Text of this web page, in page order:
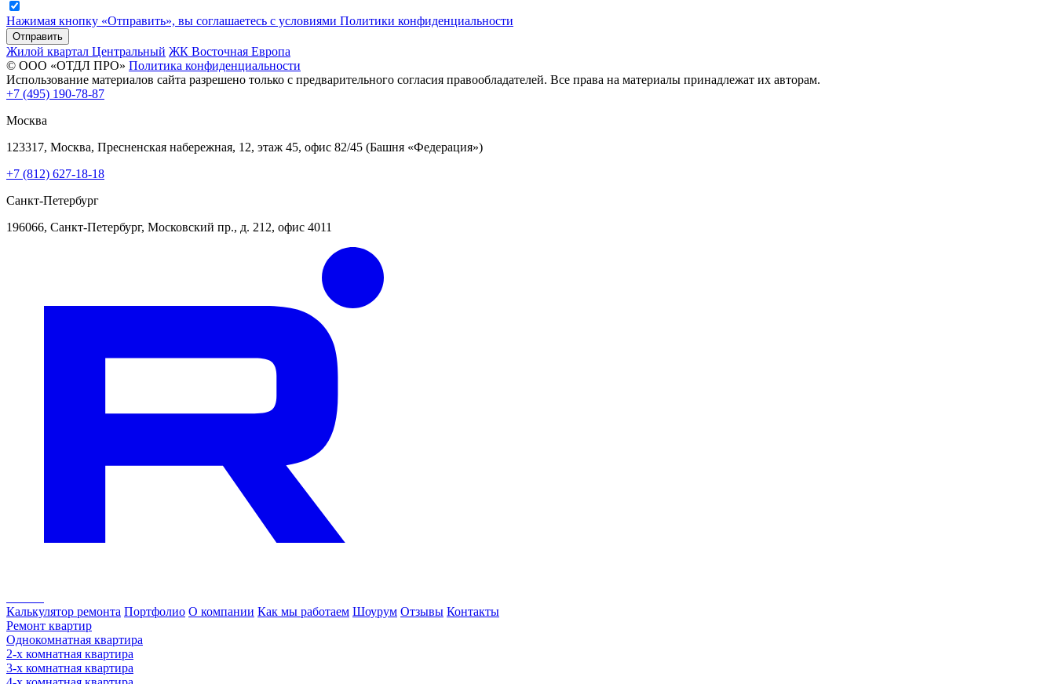
Нажимая кнопку «Отправить», вы соглашаетесь с условиями Политики конфиденциальности
Отправить
Жилой квартал Центральный ЖК Восточная Европа
© ООО «ОТДЛ ПРО» Политика конфиденциальности
Использование материалов сайта разрешено только с предварительного согласия правообладателей. Все права на материалы принадлежат их авторам.
+7 (495) 190-78-87
Москва
123317, Москва, Пресненская набережная, 12, этаж 45, офис 82/45 (Башня «Федерация»)
+7 (812) 627-18-18
Санкт-Петербург
196066, Санкт-Петербург, Московский пр., д. 212, офис 4011
Калькулятор ремонта Портфолио О компании Как мы работаем Шоурум Отзывы Контакты
Ремонт квартир
Однокомнатная квартира
2-х комнатная квартира
3-х комнатная квартира